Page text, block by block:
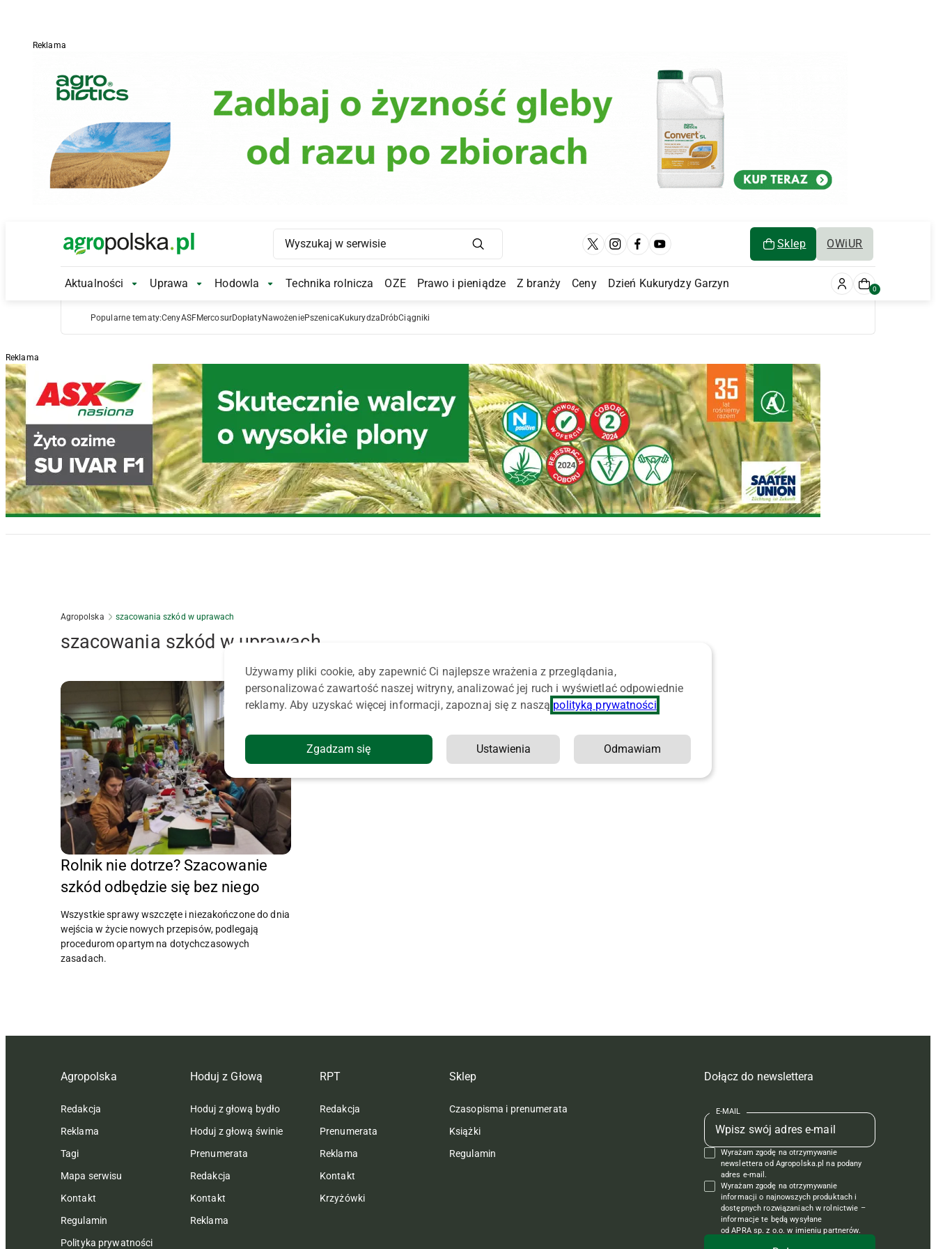
Reklama
Main Logo Sklep OWiUR
Main Navigation
Aktualności Aktualności Submenu
Uprawa Uprawa Submenu
Hodowla Hodowla Submenu
Technika rolnicza OZE Prawo i pieniądze Z branży Ceny Dzień Kukurydzy Garzyn 0
Popularne tematy:CenyASFMercosurDopłatyNawożeniePszenica Kukurydza DróbCiągniki
Reklama
Agropolska szacowania szkód w uprawach
szacowania szkód w uprawach
Rolnik nie dotrze? Szacowanie
szkód odbędzie się bez niego
Wszystkie sprawy wszczęte i niezakończone do dnia
wejścia w życie nowych przepisów, podlegają
procedurom opartym na dotychczasowych
zasadach.
Agropolska
Redakcja
Reklama
Tagi
Mapa serwisu
Kontakt
Regulamin
Polityka prywatności
Hoduj z Głową
Hoduj z głową bydło
Hoduj z głową świnie
Prenumerata
Redakcja
Kontakt
Reklama
RPT
Redakcja
Prenumerata
Reklama
Kontakt
Krzyżówki
Sklep
Czasopisma i prenumerata
Książki
Regulamin
Dołącz do newslettera
E-MAIL
Wyrażam zgodę na otrzymywanie
newslettera od Agropolska.pl na podany
adres e-mail.
Wyrażam zgodę na otrzymywanie
informacji o najnowszych produktach i
dostępnych rozwiązaniach w rolnictwie –
informacje te będą wysyłane
od APRA sp. z o.o. w imieniu partnerów.
Używamy pliki cookie, aby zapewnić Ci najlepsze wrażenia z przeglądania,
personalizować zawartość naszej witryny, analizować jej ruch i wyświetlać odpowiednie
reklamy. Aby uzyskać więcej informacji, zapoznaj się z naszą polityką prywatności
Zgadzam się Ustawienia Odmawiam